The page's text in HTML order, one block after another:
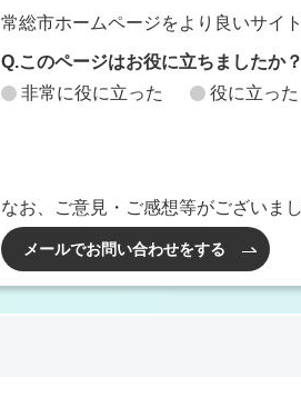
常総市ホームページをより良いサイ
Q.このページはお役に立ちましたか？
非常に役に立った
役に立った
なお、ご意見・ご感想等がございま
メールでお問い合わせをする